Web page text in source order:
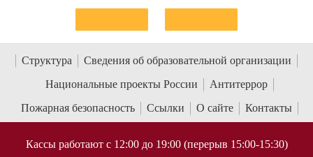
Структура
Сведения об образовательной организации
Национальные проекты России
Антитеррор
Пожарная безопасность
Ссылки О сайте Контакты
Кассы работают с 12:00 до 19:00 (перерыв 15:00-15:30)